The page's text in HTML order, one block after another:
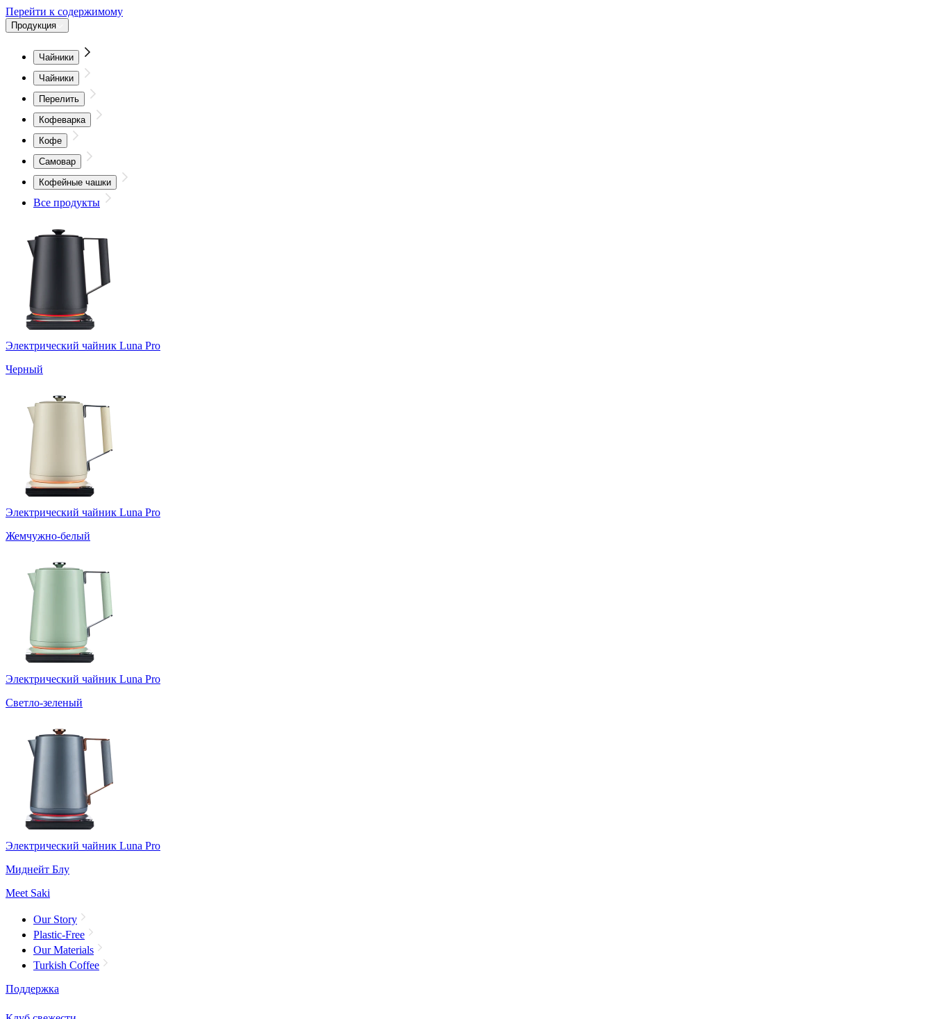
Перейти к содержимому
Продукция
Чайники
Чайники
Перелить
Кофеварка
Кофе
Самовар
Кофейные чашки
Все продукты
Электрический чайник Luna Pro
Черный
Электрический чайник Luna Pro
Жемчужно-белый
Электрический чайник Luna Pro
Светло-зеленый
Электрический чайник Luna Pro
Миднейт Блу
Meet Saki
Our Story
Plastic-Free
Our Materials
Turkish Coffee
Поддержка